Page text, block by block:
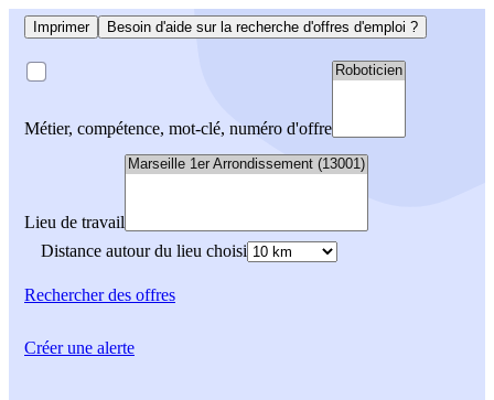
Imprimer Besoin d'aide sur la recherche d'offres d'emploi ?
Métier, compétence, mot-clé, numéro d'offre
Lieu de travail
Distance autour du lieu choisi
Rechercherdes offres
Créer une alerte